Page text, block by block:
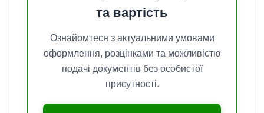
та вартість
Ознайомтеся з актуальними умовами
оформлення, розцінками та можливістю
подачі документів без особистої
присутності.